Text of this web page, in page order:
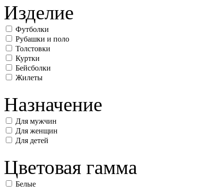
Изделие
Футболки
Рубашки и поло
Толстовки
Куртки
Бейсболки
Жилеты
Назначение
Для мужчин
Для женщин
Для детей
Цветовая гамма
Белые